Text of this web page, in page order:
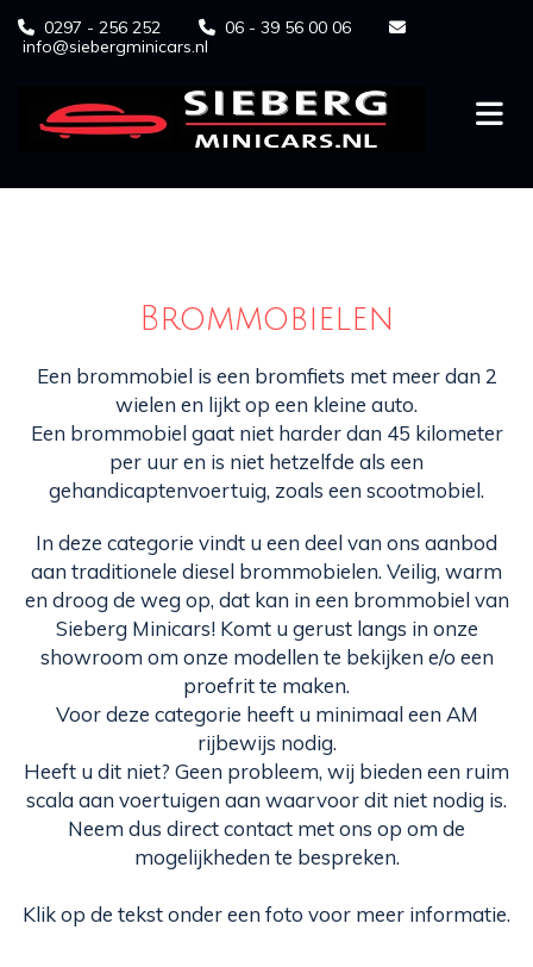
 0297 - 256 252  06 - 39 56 00 06 
info@siebergminicars.nl
Brommobielen
Een brommobiel is een bromfiets met meer dan 2
wielen en lijkt op een kleine auto.
Een brommobiel gaat niet harder dan 45 kilometer
per uur en is niet hetzelfde als een
gehandicaptenvoertuig, zoals een scootmobiel.
In deze categorie vindt u een deel van ons aanbod
aan traditionele diesel brommobielen. Veilig, warm
en droog de weg op, dat kan in een brommobiel van
Sieberg Minicars! Komt u gerust langs in onze
showroom om onze modellen te bekijken e/o een
proefrit te maken.
Voor deze categorie heeft u minimaal een AM
rijbewijs nodig.
Heeft u dit niet? Geen probleem, wij bieden een ruim
scala aan voertuigen aan waarvoor dit niet nodig is.
Neem dus direct contact met ons op om de
mogelijkheden te bespreken.
Klik op de tekst onder een foto voor meer informatie.